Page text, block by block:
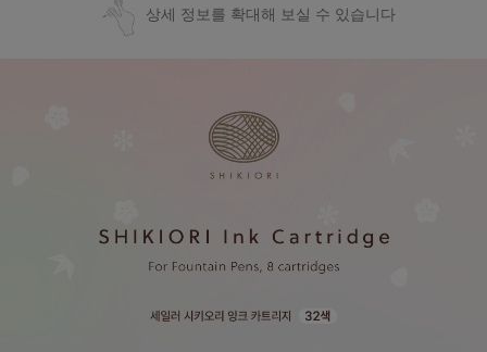
상세 정보를 확대해 보실 수 있습니다